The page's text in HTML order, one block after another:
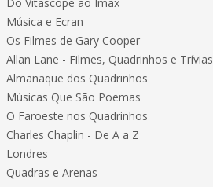
Música e Ecran
Os Filmes de Gary Cooper
Allan Lane - Filmes, Quadrinhos e Trívias
Almanaque dos Quadrinhos
Músicas Que São Poemas
O Faroeste nos Quadrinhos
Charles Chaplin - De A a Z
Londres
Quadras e Arenas